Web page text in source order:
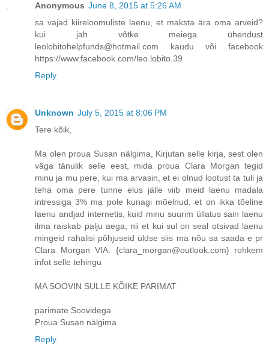
Anonymous June 8, 2015 at 5:26 AM
sa vajad kiireloomuliste laenu, et maksta ära oma arveid?
kui jah võtke meiega ühendust
leolobitohelpfunds@hotmail.com kaudu või facebook
https://www.facebook.com/leo.lobito.39
Reply
Unknown July 5, 2015 at 8:06 PM
Tere kõik,
Ma olen proua Susan nälgima, Kirjutan selle kirja, sest olen
väga tänulik selle eest, mida proua Clara Morgan tegid
minu ja mu pere, kui ma arvasin, et ei olnud lootust ta tuli ja
teha oma pere tunne elus jälle viib meid laenu madala
intressiga 3% ma pole kunagi mõelnud, et on ikka tõeline
laenu andjad internetis, kuid minu suurim üllatus sain laenu
ilma raiskab palju aega, nii et kui sul on seal otsivad laenu
mingeid rahalisi põhjuseid üldse siis ma nõu sa saada e pr
Clara Morgan VIA: {clara_morgan@outlook.com} rohkem
infot selle tehingu
MA SOOVIN SULLE KÕIKE PARIMAT
parimate Soovidega
Proua Susan nälgima
Reply